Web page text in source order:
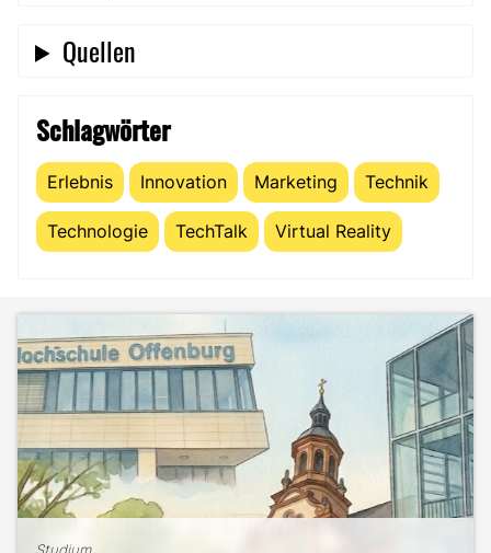
Quellen
Schlagwörter
Erlebnis Innovation Marketing Technik
Technologie TechTalk Virtual Reality
Studium
The Science of Comfort: Was
Studium